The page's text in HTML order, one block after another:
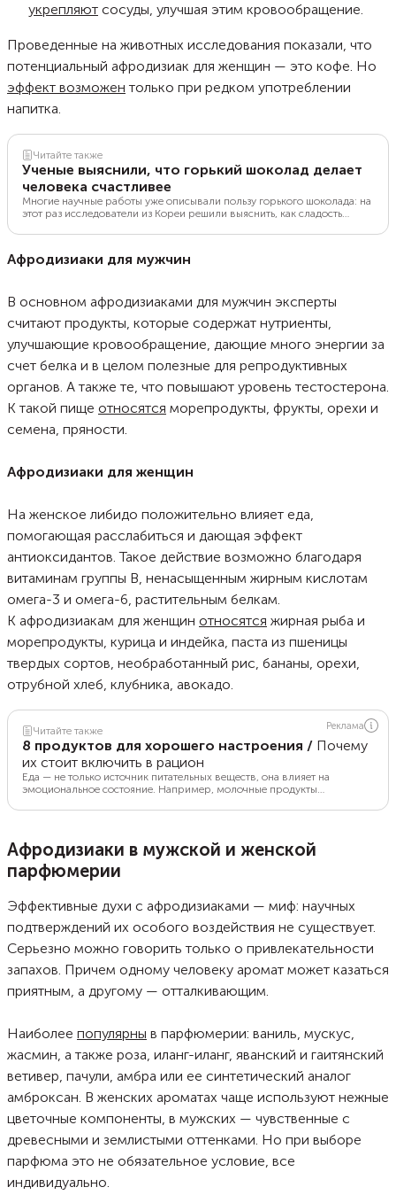
укрепляют сосуды, улучшая этим кровообращение.
Проведенные на животных исследования показали, что
потенциальный афродизиак для женщин — это кофе. Но
эффект возможен только при редком употреблении
напитка.
Читайте также
Ученые выяснили, что горький шоколад делает
человека счастливее
Многие научные работы уже описывали пользу горького шоколада: на
этот раз исследователи из Кореи решили выяснить, как сладость
Афродизиаки для мужчин
В основном афродизиаками для мужчин эксперты
считают продукты, которые содержат нутриенты,
улучшающие кровообращение, дающие много энергии за
счет белка и в целом полезные для репродуктивных
органов. А также те, что повышают уровень тестостерона.
К такой пище относятся морепродукты, фрукты, орехи и
семена, пряности.
Афродизиаки для женщин
На женское либидо положительно влияет еда,
помогающая расслабиться и дающая эффект
антиоксидантов. Такое действие возможно благодаря
витаминам группы В, ненасыщенным жирным кислотам
омега-3 и омега-6, растительным белкам.
К афродизиакам для женщин относятся жирная рыба и
морепродукты, курица и индейка, паста из пшеницы
твердых сортов, необработанный рис, бананы, орехи,
отрубной хлеб, клубника, авокадо.
Читайте также
8 продуктов для хорошего настроения / Почему
их стоит включить в рацион
Еда — не только источник питательных веществ, она влияет на
эмоциональное состояние. Например, молочные продукты
Рассказываем о продуктах, повышающих настроение.
Реклама
Афродизиаки в мужской и женской
парфюмерии
Эффективные духи с афродизиаками — миф: научных
подтверждений их особого воздействия не существует.
Серьезно можно говорить только о привлекательности
запахов. Причем одному человеку аромат может казаться
приятным, а другому — отталкивающим.
Наиболее популярны в парфюмерии: ваниль, мускус,
жасмин, а также роза, иланг-иланг, яванский и гаитянский
ветивер, пачули, амбра или ее синтетический аналог
амброксан. В женских ароматах чаще используют нежные
цветочные компоненты, в мужских — чувственные с
древесными и землистыми оттенками. Но при выборе
парфюма это не обязательное условие, все
индивидуально.